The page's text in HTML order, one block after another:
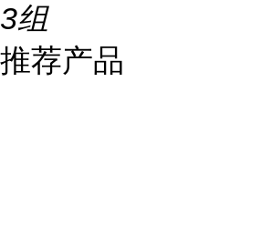
3组
推荐产品